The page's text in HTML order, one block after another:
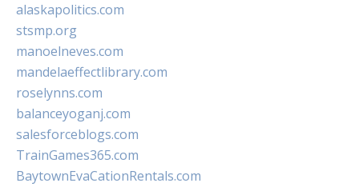
alaskapolitics.com
stsmp.org
manoelneves.com
mandelaeffectlibrary.com
roselynns.com
balanceyoganj.com
salesforceblogs.com
TrainGames365.com
BaytownEvaCationRentals.com